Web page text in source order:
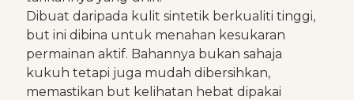
Dibuat daripada kulit sintetik berkualiti tinggi,
but ini dibina untuk menahan kesukaran
permainan aktif. Bahannya bukan sahaja
kukuh tetapi juga mudah dibersihkan,
memastikan but kelihatan hebat dipakai